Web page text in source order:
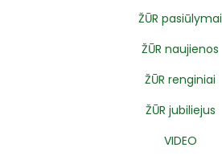
ŽŪR pasiūlymai
ŽŪR naujienos
ŽŪR renginiai
ŽŪR jubiliejus
VIDEO